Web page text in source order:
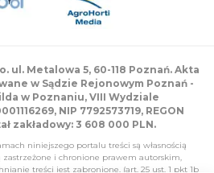
ul. Metalowa 5, 60-118 Poznań. Akta
w Sądzie Rejonowym Poznań -
w Poznaniu, VIII Wydziale
NIP 7792573719, REGON
zakładowy: 3 608 000 PLN.
niniejszego portalu treści są własnością
zastrzeżone i chronione prawem autorskim,
treści jest zabronione. (art. 25 ust. 1 pkt 1b